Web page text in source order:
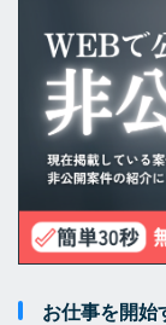
お仕事を開始